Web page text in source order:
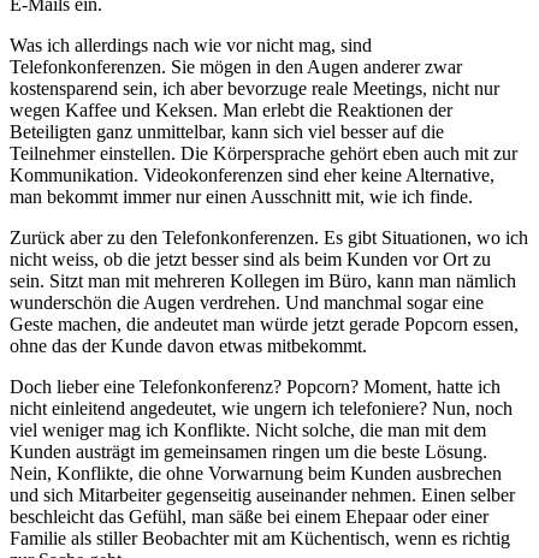
Was ich allerdings nach wie vor nicht mag, sind
Telefonkonferenzen. Sie mögen in den Augen anderer zwar
kostensparend sein, ich aber bevorzuge reale Meetings, nicht nur
wegen Kaffee und Keksen. Man erlebt die Reaktionen der
Beteiligten ganz unmittelbar, kann sich viel besser auf die
Teilnehmer einstellen. Die Körpersprache gehört eben auch mit zur
Kommunikation. Videokonferenzen sind eher keine Alternative,
man bekommt immer nur einen Ausschnitt mit, wie ich finde.
Zurück aber zu den Telefonkonferenzen. Es gibt Situationen, wo ich
nicht weiss, ob die jetzt besser sind als beim Kunden vor Ort zu
sein. Sitzt man mit mehreren Kollegen im Büro, kann man nämlich
wunderschön die Augen verdrehen. Und manchmal sogar eine
Geste machen, die andeutet man würde jetzt gerade Popcorn essen,
ohne das der Kunde davon etwas mitbekommt.
Doch lieber eine Telefonkonferenz? Popcorn? Moment, hatte ich
nicht einleitend angedeutet, wie ungern ich telefoniere? Nun, noch
viel weniger mag ich Konflikte. Nicht solche, die man mit dem
Kunden austrägt im gemeinsamen ringen um die beste Lösung.
Nein, Konflikte, die ohne Vorwarnung beim Kunden ausbrechen
und sich Mitarbeiter gegenseitig auseinander nehmen. Einen selber
beschleicht das Gefühl, man säße bei einem Ehepaar oder einer
Familie als stiller Beobachter mit am Küchentisch, wenn es richtig